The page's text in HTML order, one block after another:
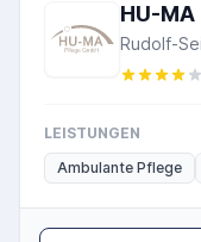
HU-
Rudolf-
LEISTUNGEN
Ambulante Pflege